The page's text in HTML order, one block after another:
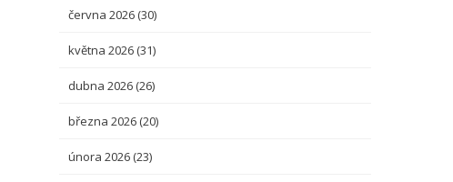
června 2026 (30)
května 2026 (31)
dubna 2026 (26)
března 2026 (20)
února 2026 (23)